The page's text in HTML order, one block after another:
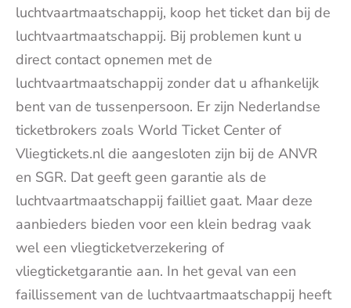
luchtvaartmaatschappij, koop het ticket dan bij de
luchtvaartmaatschappij. Bij problemen kunt u
direct contact opnemen met de
luchtvaartmaatschappij zonder dat u afhankelijk
bent van de tussenpersoon. Er zijn Nederlandse
ticketbrokers zoals World Ticket Center of
Vliegtickets.nl die aangesloten zijn bij de ANVR
en SGR. Dat geeft geen garantie als de
luchtvaartmaatschappij failliet gaat. Maar deze
aanbieders bieden voor een klein bedrag vaak
wel een vliegticketverzekering of
vliegticketgarantie aan. In het geval van een
faillissement van de luchtvaartmaatschappij heeft